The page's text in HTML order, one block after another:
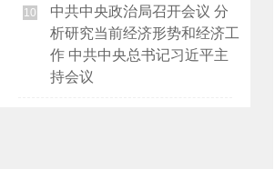
10
中共中央政治局召开会议 分
析研究当前经济形势和经济工
作 中共中央总书记习近平主
持会议